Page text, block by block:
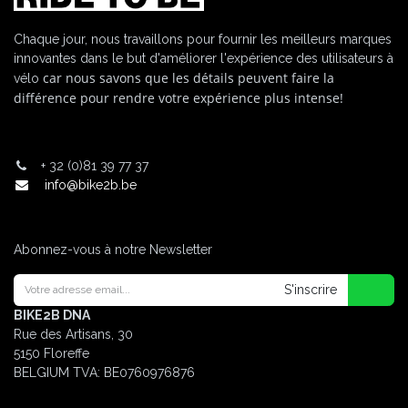
Chaque jour, nous travaillons pour fournir les meilleurs marques
innovantes dans le but d'améliorer l'expérience des utilisateurs à
vélo car nous savons que les détails peuvent faire la
différence pour rendre votre expérience plus intense!
+ 32 (0)81 39 77 37
info@bike2b.be
Abonnez-vous à notre Newsletter
S'inscrire
BIKE2B DNA
Rue des Artisans, 30
5150 Floreffe
BELGIUM TVA: BE0760976876